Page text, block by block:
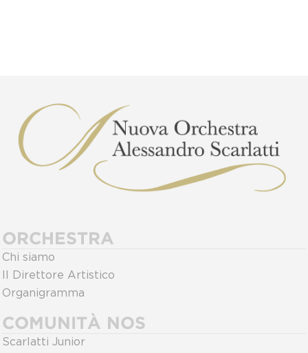
ORCHESTRA
Chi siamo
Il Direttore Artistico
Organigramma
COMUNITÀ NOS
Scarlatti Junior